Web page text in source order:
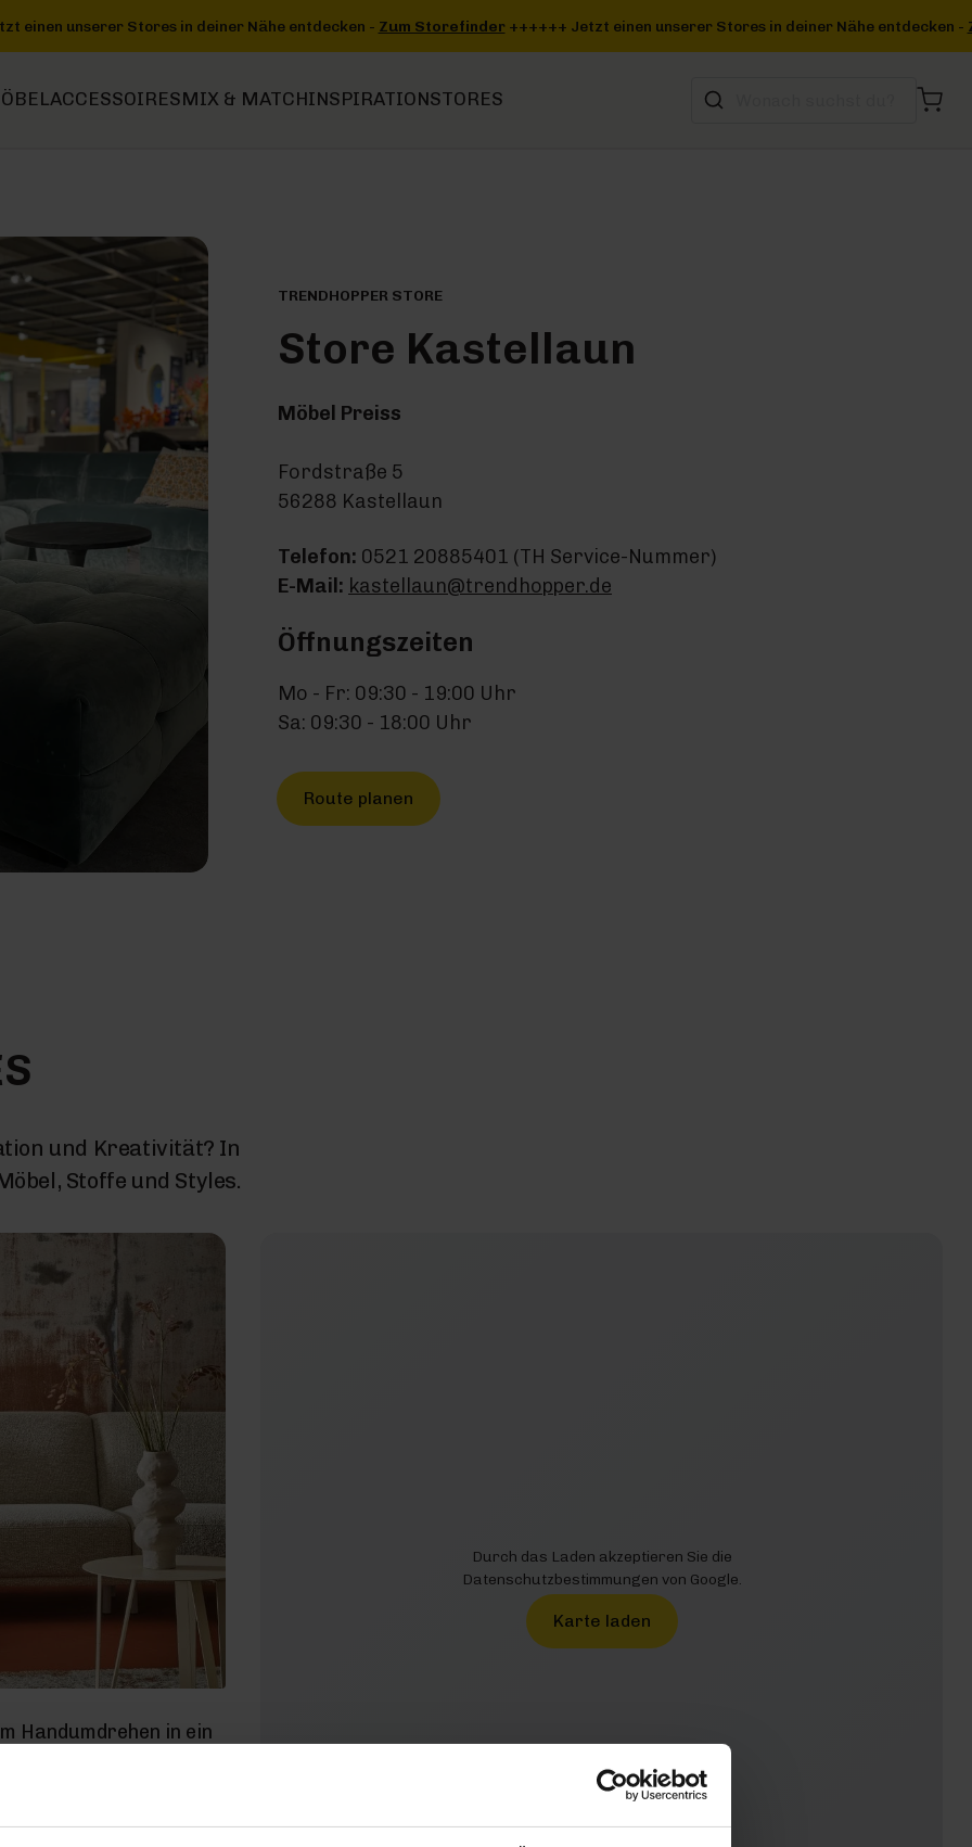
-Zum Storefinder ++++++ Jetzt einen unserer Stores in deiner Nähe entdecken -Zum Storefinder +++
ACCESSOIRESMIX & MATCHINSPIRATIONSTORES
TRENDHOPPER STORE
Store Kastellaun
Möbel Preiss
Fordstraße 5
56288 Kastellaun
Telefon: 0521 20885401 (TH Service-Nummer)
E-Mail: kastellaun@trendhopper.de
Öffnungszeiten
Mo - Fr: 09:30 - 19:00 Uhr
Sa: 09:30 - 18:00 Uhr
Route planen
und Kreativität? In
Stoffe und Styles.
Handumdrehen in ein
Alle unsere
ausgewählten
verrät dir unser
Durch das Laden akzeptieren Sie die
Datenschutzbestimmungen von Google.
Karte laden